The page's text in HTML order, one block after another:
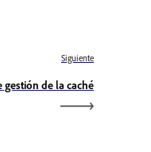
Siguiente
de la caché